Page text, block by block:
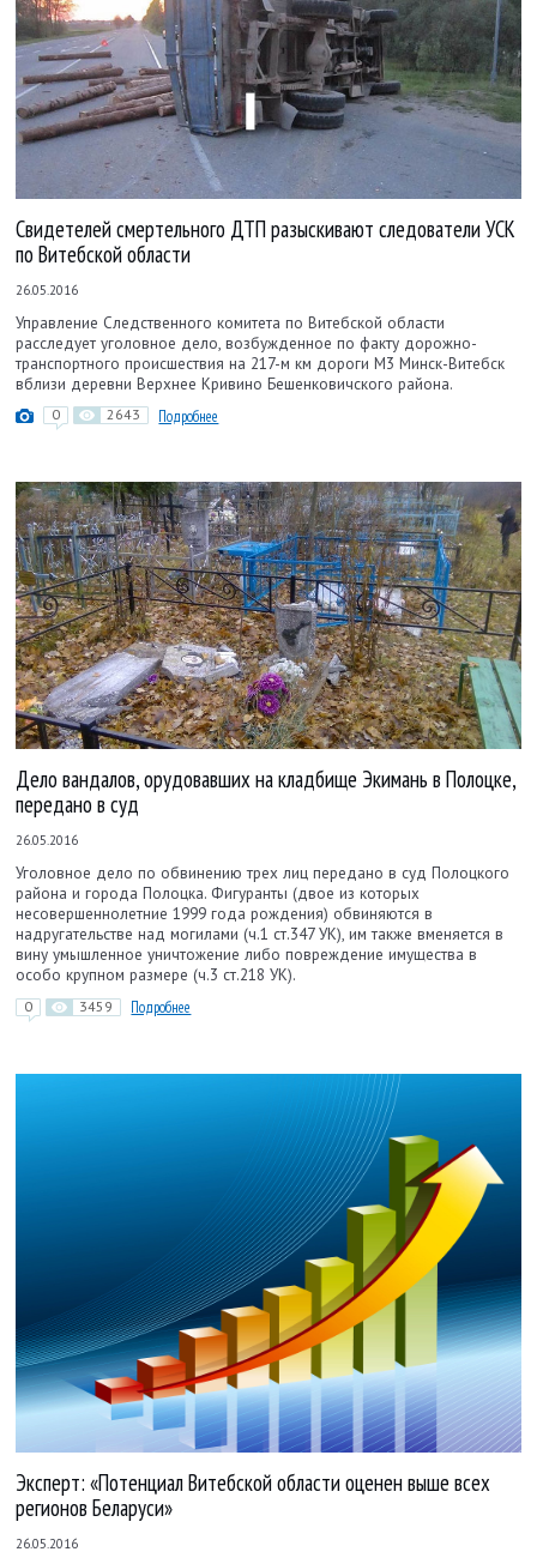
Свидетелей смертельного ДТП разыскивают следователи УСК
по Витебской области
26.05.2016
Управление Следственного комитета по Витебской области
расследует уголовное дело, возбужденное по факту дорожно-
транспортного происшествия на 217-м км дороги М3 Минск-Витебск
вблизи деревни Верхнее Кривино Бешенковичского района.
0 2643 Подробнее
Дело вандалов, орудовавших на кладбище Экимань в Полоцке,
передано в суд
26.05.2016
Уголовное дело по обвинению трех лиц передано в суд Полоцкого
района и города Полоцка. Фигуранты (двое из которых
несовершеннолетние 1999 года рождения) обвиняются в
надругательстве над могилами (ч.1 ст.347 УК), им также вменяется в
вину умышленное уничтожение либо повреждение имущества в
особо крупном размере (ч.3 ст.218 УК).
0 3459 Подробнее
Эксперт: «Потенциал Витебской области оценен выше всех
регионов Беларуси»
26.05.2016